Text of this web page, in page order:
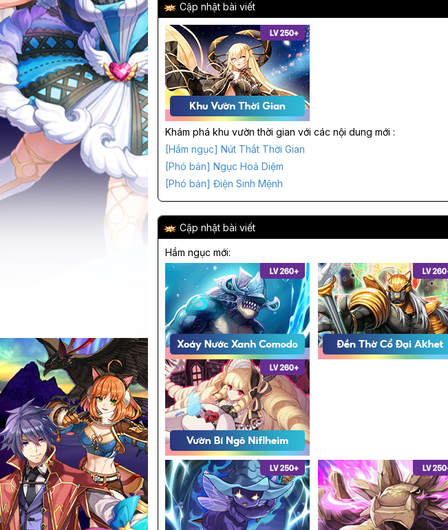
Cập nhật bài viết
Khám phá khu vườn thời gian với các nội dung mới :
[Hầm ngục] Nút Thắt Thời Gian
[Phó bản] Ngục Hoả Diệm
[Phó bản] Điện Sinh Mệnh
Cập nhật bài viết
Hầm ngục mới: